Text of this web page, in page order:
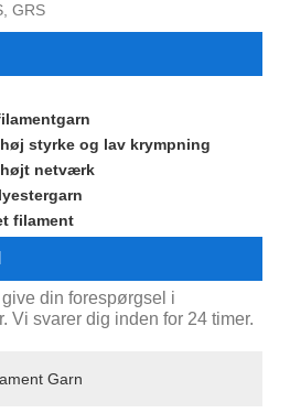
GRS
styrke og lav krympning
højt netværk
filament
din forespørgsel i
Vi svarer dig inden for 24 timer.